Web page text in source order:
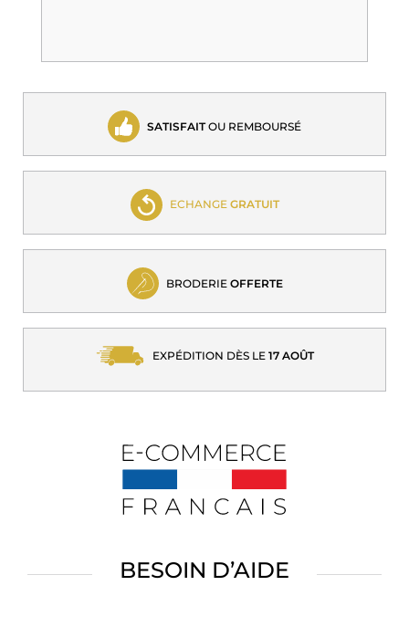
SATISFAITOU REMBOURSÉ
ECHANGE GRATUIT
BRODERIE OFFERTE
EXPÉDITION DÈS LE 17 AOÛT
BESOIN D’AIDE